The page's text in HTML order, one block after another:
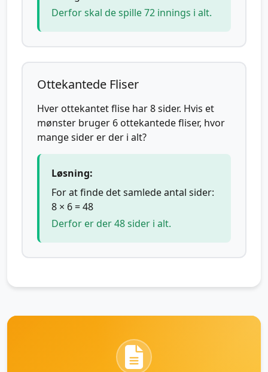
Derfor skal de spille 72 innings i alt.
Ottekantede Fliser
Hver ottekantet flise har 8 sider. Hvis et
mønster bruger 6 ottekantede fliser, hvor
mange sider er der i alt?
Løsning:
For at finde det samlede antal sider:
8 × 6 = 48
Derfor er der 48 sider i alt.